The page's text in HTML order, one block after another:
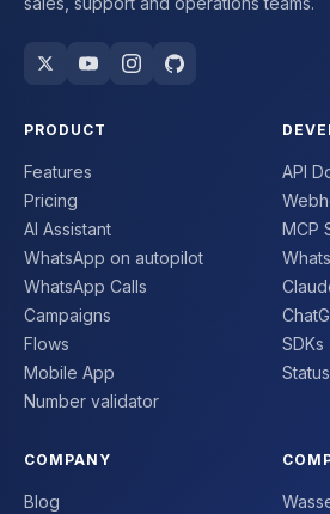
PRODUCT
Features
Pricing
AI Assistant
WhatsApp on autopilot
WhatsApp Calls
Campaigns
Flows
Mobile App
Number validator
API
MCP
SDKs
Status
COMPANY
Blog